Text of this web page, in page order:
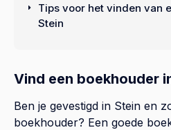
Vind een boekhouder
Ben je gevestigd in Stein en
boekhouder? Een goede
Tips voor het vinden van
Stein